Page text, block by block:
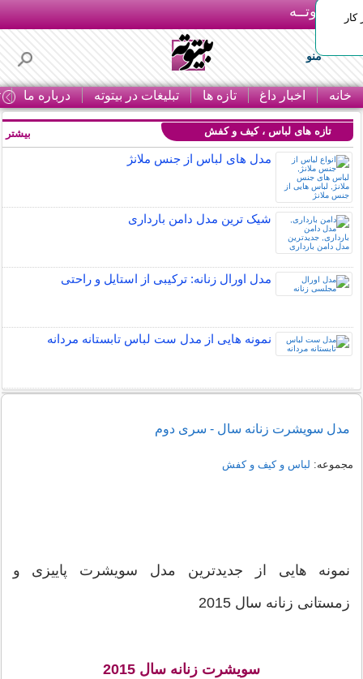
بـیتوتــه
منو
خانه اخبار داغ تازه ها تبلیغات در بیتوته درباره ما
تازه های لباس ، کیف و کفش
مدل های لباس از جنس ملانژ
شیک ترین مدل دامن بارداری
مدل اورال زنانه: ترکیبی از استایل و راحتی
نمونه هایی از مدل ست لباس تابستانه مردانه
نمونه هایی از مدل یقه شومیز
بیشتر
مدل سویشرت زنانه سال - سری دوم
مجموعه: لباس و کیف و کفش
نمونه هایی از جدیدترین مدل سویشرت پاییزی و
زمستانی زنانه سال 2015
سویشرت زنانه سال 2015